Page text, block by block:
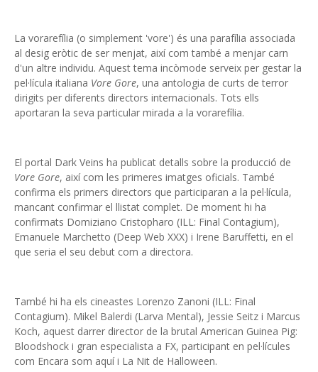
La vorarefília (o simplement 'vore') és una parafília associada
al desig eròtic de ser menjat, així com també a menjar carn
d'un altre individu. Aquest tema incòmode serveix per gestar la
pel·lícula italiana Vore Gore, una antologia de curts de terror
dirigits per diferents directors internacionals. Tots ells
aportaran la seva particular mirada a la vorarefília.
El portal Dark Veins ha publicat detalls sobre la producció de
Vore Gore, així com les primeres imatges oficials. També
confirma els primers directors que participaran a la pel·lícula,
mancant confirmar el llistat complet. De moment hi ha
confirmats Domiziano Cristopharo (ILL: Final Contagium),
Emanuele Marchetto (Deep Web XXX) i Irene Baruffetti, en el
que seria el seu debut com a directora.
També hi ha els cineastes Lorenzo Zanoni (ILL: Final
Contagium). Mikel Balerdi (Larva Mental), Jessie Seitz i Marcus
Koch, aquest darrer director de la brutal American Guinea Pig:
Bloodshock i gran especialista a FX, participant en pel·lícules
com Encara som aquí i La Nit de Halloween.